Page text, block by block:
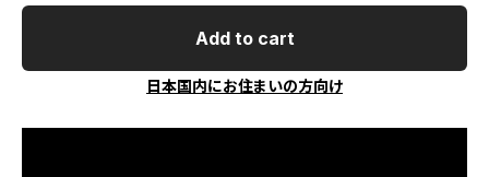
Add to cart
日本国内にお住まいの方向け